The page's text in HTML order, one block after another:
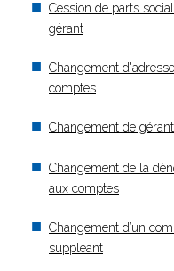
Cession de parts
gérant
Changement
comptes
Changement de gérant
Changement de la
aux comptes
Changement d’un
suppléant